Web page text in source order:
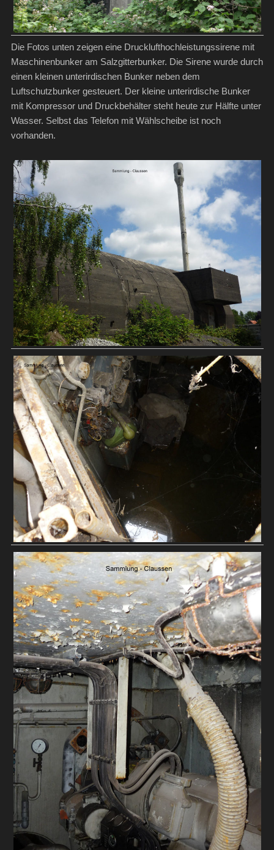
Die Fotos unten zeigen eine Drucklufthochleistungssirene mit
Maschinenbunker am Salzgitterbunker. Die Sirene wurde durch
einen kleinen unterirdischen Bunker neben dem
Luftschutzbunker gesteuert. Der kleine unterirdische Bunker
mit Kompressor und Druckbehälter steht heute zur Hälfte unter
Wasser. Selbst das Telefon mit Wählscheibe ist noch
vorhanden.